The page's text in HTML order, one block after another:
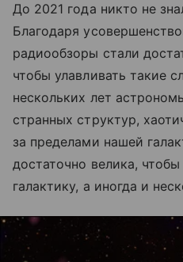
До 2021 года никто не
Благодаря
радиообзоры стали
чтобы улавливать такие
нескольких лет
странных структур,
за пределами нашей
достаточно велика,
галактику, а иногда и